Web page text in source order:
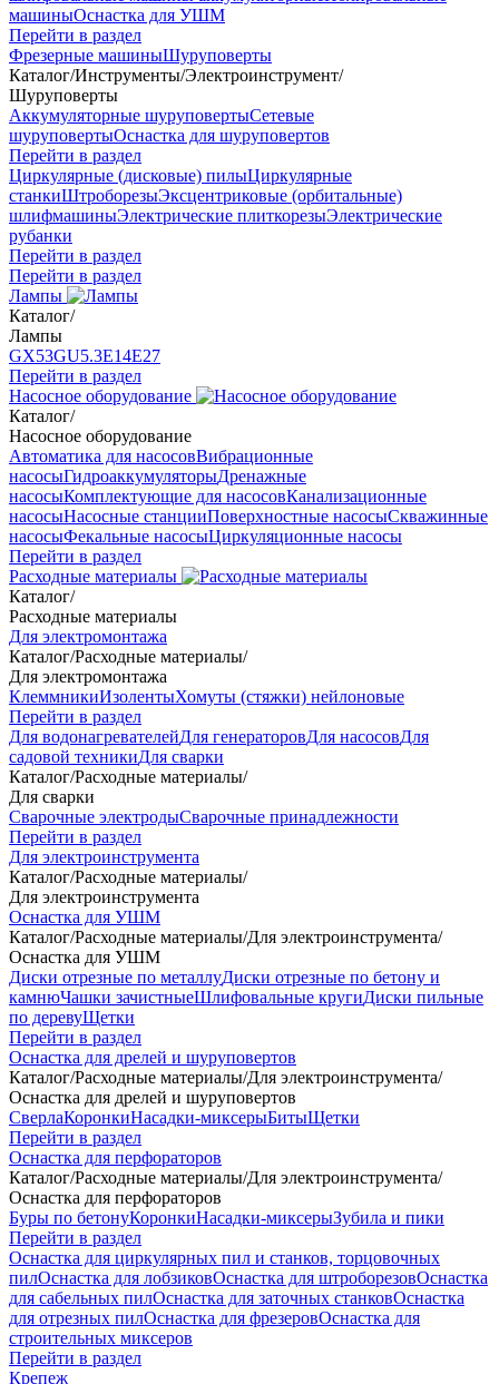
машиныОснастка для УШМ
Перейти в раздел
Фрезерные машиныШуруповерты
Каталог/Инструменты/Электроинструмент/
Шуруповерты
Аккумуляторные шуруповертыСетевые
шуруповертыОснастка для шуруповертов
Перейти в раздел
Циркулярные (дисковые) пилыЦиркулярные
станкиШтроборезыЭксцентриковые (орбитальные)
шлифмашиныЭлектрические плиткорезыЭлектрические
рубанки
Перейти в раздел
Перейти в раздел
Лампы
Каталог/
Лампы
GX53GU5.3Е14Е27
Перейти в раздел
Насосное оборудование
Каталог/
Насосное оборудование
Автоматика для насосовВибрационные
насосыГидроаккумуляторыДренажные
насосыКомплектующие для насосовКанализационные
насосыНасосные станцииПоверхностные насосыСкважинные
насосыФекальные насосыЦиркуляционные насосы
Перейти в раздел
Расходные материалы
Каталог/
Расходные материалы
Для электромонтажа
Каталог/Расходные материалы/
Для электромонтажа
КлеммникиИзолентыХомуты (стяжки) нейлоновые
Перейти в раздел
Для водонагревателейДля генераторовДля насосовДля
садовой техникиДля сварки
Каталог/Расходные материалы/
Для сварки
Сварочные электродыСварочные принадлежности
Перейти в раздел
Для электроинструмента
Каталог/Расходные материалы/
Для электроинструмента
Оснастка для УШМ
Каталог/Расходные материалы/Для электроинструмента/
Оснастка для УШМ
Диски отрезные по металлуДиски отрезные по бетону и
камнюЧашки зачистныеШлифовальные кругиДиски пильные
по деревуЩетки
Перейти в раздел
Оснастка для дрелей и шуруповертов
Каталог/Расходные материалы/Для электроинструмента/
Оснастка для дрелей и шуруповертов
СверлаКоронкиНасадки-миксерыБитыЩетки
Перейти в раздел
Оснастка для перфораторов
Каталог/Расходные материалы/Для электроинструмента/
Оснастка для перфораторов
Буры по бетонуКоронкиНасадки-миксерыЗубила и пики
Перейти в раздел
Оснастка для циркулярных пил и станков, торцовочных
пилОснастка для лобзиковОснастка для штроборезовОснастка
для сабельных пилОснастка для заточных станковОснастка
для отрезных пилОснастка для фрезеровОснастка для
строительных миксеров
Перейти в раздел
Крепеж